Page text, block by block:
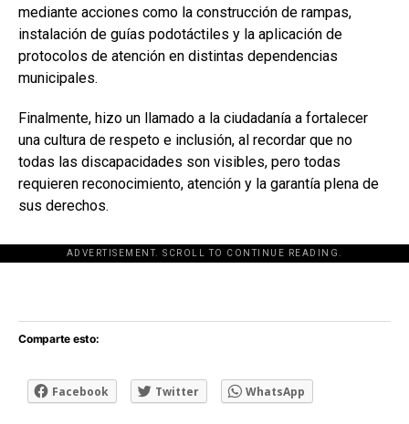
mediante acciones como la construcción de rampas,
instalación de guías podotáctiles y la aplicación de
protocolos de atención en distintas dependencias
municipales.
Finalmente, hizo un llamado a la ciudadanía a fortalecer
una cultura de respeto e inclusión, al recordar que no
todas las discapacidades son visibles, pero todas
requieren reconocimiento, atención y la garantía plena de
sus derechos.
ADVERTISEMENT. SCROLL TO CONTINUE READING.
[adsforwp id="243463"]
Comparte esto:
Facebook Twitter WhatsApp